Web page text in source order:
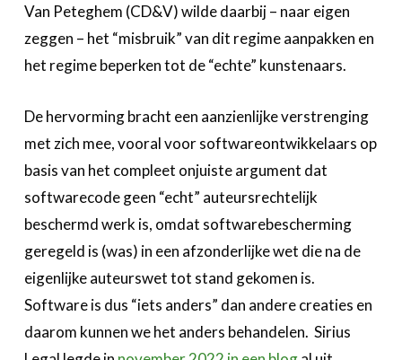
Van Peteghem (CD&V) wilde daarbij – naar eigen
zeggen – het “misbruik” van dit regime aanpakken en
het regime beperken tot de “echte” kunstenaars.
De hervorming bracht een aanzienlijke verstrenging
met zich mee, vooral voor softwareontwikkelaars op
basis van het compleet onjuiste argument dat
softwarecode geen “echt” auteursrechtelijk
beschermd werk is, omdat softwarebescherming
geregeld is (was) in een afzonderlijke wet die na de
eigenlijke auteurswet tot stand gekomen is.
Software is dus “iets anders” dan andere creaties en
daarom kunnen we het anders behandelen. Sirius